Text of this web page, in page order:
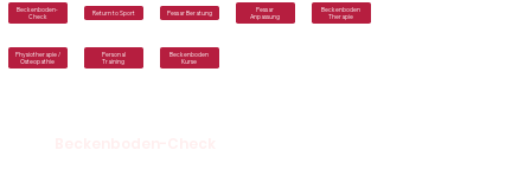
Beckenboden-
Check
Return to Sport Pessar Beratung
Pessar
Anpassung
Beckenboden
Therapie
Physiotherapie /
Osteopathie
Personal
Training
Beckenboden
Kurse